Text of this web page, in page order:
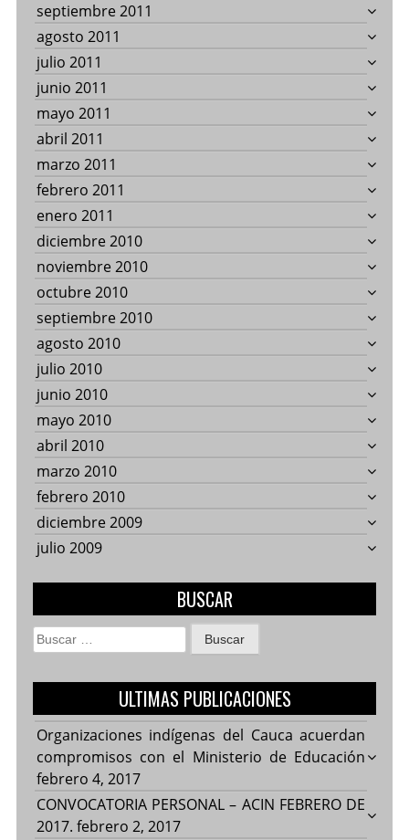
septiembre 2011
agosto 2011
julio 2011
junio 2011
mayo 2011
abril 2011
marzo 2011
febrero 2011
enero 2011
diciembre 2010
noviembre 2010
octubre 2010
septiembre 2010
agosto 2010
julio 2010
junio 2010
mayo 2010
abril 2010
marzo 2010
febrero 2010
diciembre 2009
julio 2009
BUSCAR
Buscar:
ULTIMAS PUBLICACIONES
Organizaciones indígenas del Cauca acuerdan
compromisos con el Ministerio de Educación
febrero 4, 2017
CONVOCATORIA PERSONAL – ACIN FEBRERO DE
2017. febrero 2, 2017